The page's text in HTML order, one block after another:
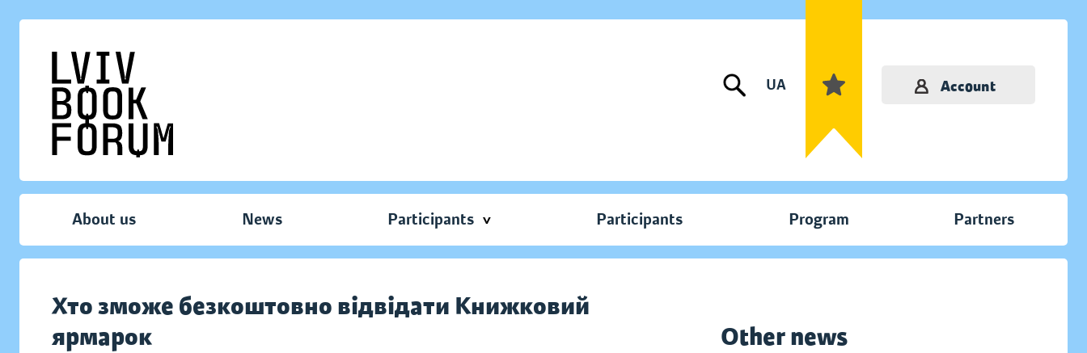
UA Account
About us News Participants Participants Program Partners
Хто зможе безкоштовно відвідати Книжковий
ярмарок
Other news